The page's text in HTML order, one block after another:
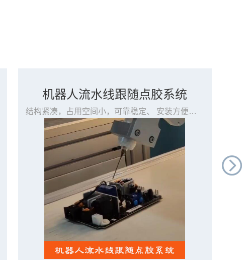
机器人流水线跟随点胶系统
结构紧凑，占用空间小，可靠稳定、 安装方便，灵活性高，可灵活更换产线，无需拆卸、 可根据点胶的速度来调节流水线的速度，实现多方位、高自由度、全方位无死角的点胶作业，更加智能自动化、 点胶过程中流水线 可一直保持运动，有效提高整条产线生产效率 、 适用于产品批量点胶加工，无需人工上下料，节约时间人力，适用无人车间自动化生产、